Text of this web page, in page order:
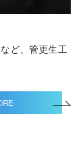
ど、管更生工